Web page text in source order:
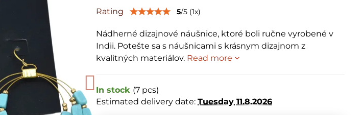
Rating 5/5 (1x)
Nádherné dizajnové náušnice, ktoré boli ručne vyrobené v
Indii. Potešte sa s náušnicami s krásnym dizajnom z
kvalitných materiálov. Read more
In stock (7 pcs)
Estimated delivery date:Tuesday 11.8.2026